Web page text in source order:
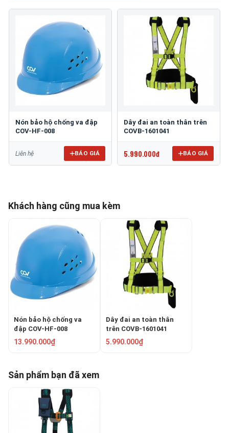
Nón bảo hộ chống va đập
COV-HF-008
Liên hệ BÁO GIÁ
Dây đai an toàn thân trên
COVB-1601041
5.990.000đ BÁO GIÁ
Khách hàng cũng mua kèm
Nón bảo hộ chống va
đập COV-HF-008
13.990.000₫
Dây đai an toàn thân
trên COVB-1601041
5.990.000₫
Sản phẩm bạn đã xem